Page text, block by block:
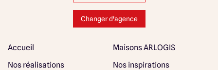
Changer d'agence
Accueil
Maisons ARLOGIS
Nos réalisations
Nos inspirations